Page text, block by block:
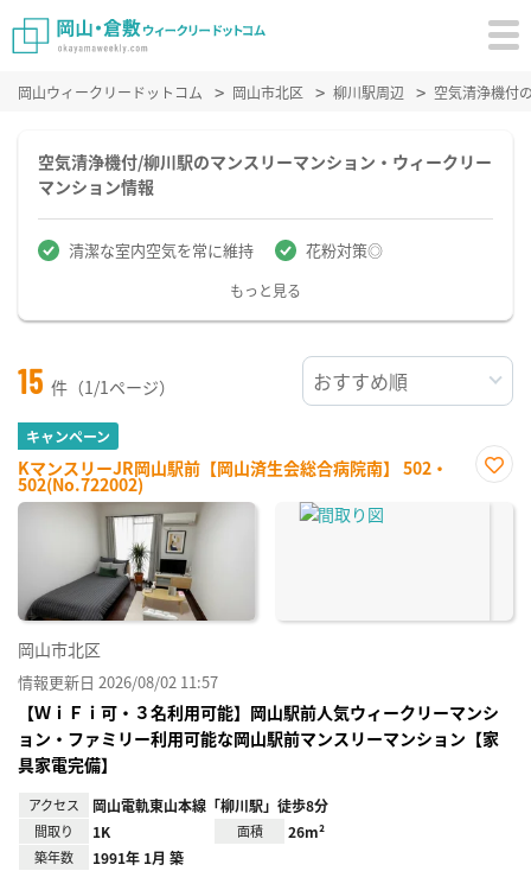
岡山ウィークリードットコム 岡山市北区 柳川駅周辺 空気清浄機付
空気清浄機付/柳川駅のマンスリーマンション・ウィークリー
マンション情報
清潔な室内空気を常に維持 花粉対策◎
もっと見る
15 件（1/1ページ）
キャンペーン
KマンスリーJR岡山駅前【岡山済生会総合病院南】 502・
502(No.722002)
に入
岡山市北区
情報更新日 2026/08/02 11:57
【ＷｉＦｉ可・３名利用可能】岡山駅前人気ウィークリーマンシ
ョン・ファミリー利用可能な岡山駅前マンスリーマンション【家
具家電完備】
アクセス 岡山電軌東山本線「柳川駅」徒歩8分
間取り 1K 面積 26m²
築年数 1991年 1月 築